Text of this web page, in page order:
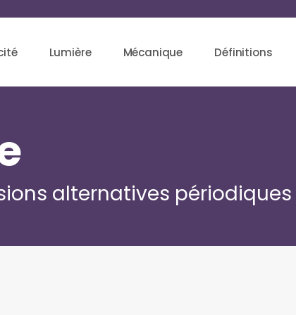
Lumière Mécanique Définitions
alternatives périodiques